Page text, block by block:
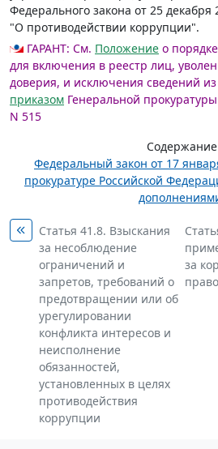
Федерального закона от 25 декабря
"О противодействии коррупции".
ГАРАНТ: См. Положение о
для включения в реестр лиц,
доверия, и исключения сведений
приказом Генеральной
N 515
Содержание
Федеральный закон от 17
прокуратуре Российской
Статья 41.8. Взыскания
за несоблюдение
ограничений и
запретов, требований о
предотвращении или об
урегулировании
конфликта интересов и
неисполнение
обязанностей,
установленных в целях
противодействия
коррупции
за